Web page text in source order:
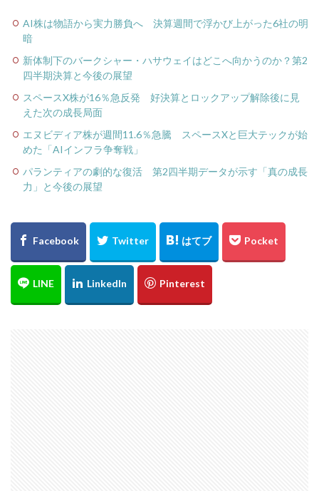
AI株は物語から実力勝負へ 決算週間で浮かび上がった6社の明
暗
新体制下のバークシャー・ハサウェイはどこへ向かうのか？第2
四半期決算と今後の展望
スペースX株が16％急反発 好決算とロックアップ解除後に見
えた次の成長局面
エヌビディア株が週間11.6％急騰 スペースXと巨大テックが始
めた「AIインフラ争奪戦」
パランティアの劇的な復活 第2四半期データが示す「真の成長
力」と今後の展望